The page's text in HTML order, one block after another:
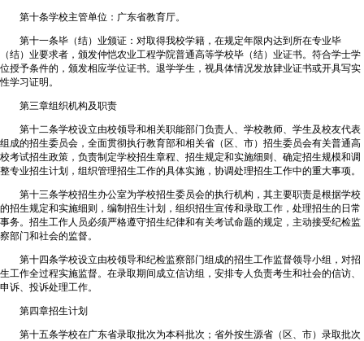
第十条学校主管单位：广东省教育厅。
第十一条毕（结）业颁证：对取得我校学籍，在规定年限内达到所在专业毕
（结）业要求者，颁发仲恺农业工程学院普通高等学校毕（结）业证书。符合学士学
位授予条件的，颁发相应学位证书。退学学生，视具体情况发放肄业证书或开具写实
性学习证明。
第三章组织机构及职责
第十二条学校设立由校领导和相关职能部门负责人、学校教师、学生及校友代表
组成的招生委员会，全面贯彻执行教育部和相关省（区、市）招生委员会有关普通高
校考试招生政策，负责制定学校招生章程、招生规定和实施细则、确定招生规模和调
整专业招生计划，组织管理招生工作的具体实施，协调处理招生工作中的重大事项。
第十三条学校招生办公室为学校招生委员会的执行机构，其主要职责是根据学校
的招生规定和实施细则，编制招生计划，组织招生宣传和录取工作，处理招生的日常
事务。招生工作人员必须严格遵守招生纪律和有关考试命题的规定，主动接受纪检监
察部门和社会的监督。
第十四条学校设立由校领导和纪检监察部门组成的招生工作监督领导小组，对招
生工作全过程实施监督。在录取期间成立信访组，安排专人负责考生和社会的信访、
申诉、投诉处理工作。
第四章招生计划
第十五条学校在广东省录取批次为本科批次；省外按生源省（区、市）录取批次